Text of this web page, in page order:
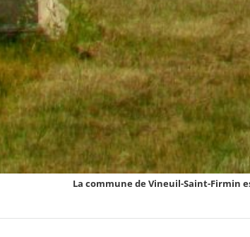
La commune de Vineuil-Saint-Firmin